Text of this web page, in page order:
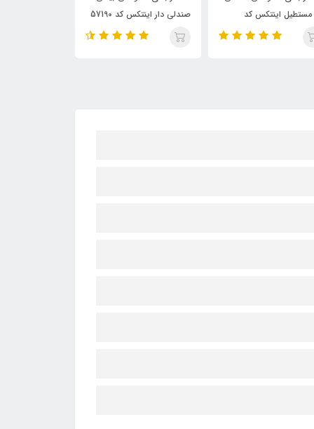
دار اینتکس کد 57190
دار (متحرک) کد 57470